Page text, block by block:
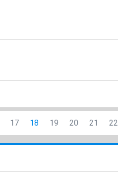
17 18 19 20 21 22